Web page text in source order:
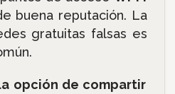
buena reputación. La
gratuitas falsas es
opción de compartir